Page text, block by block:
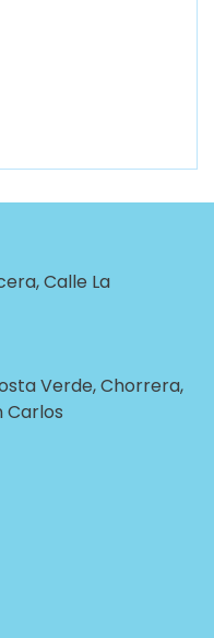
Calle La
Verde, Chorrera,
Carlos